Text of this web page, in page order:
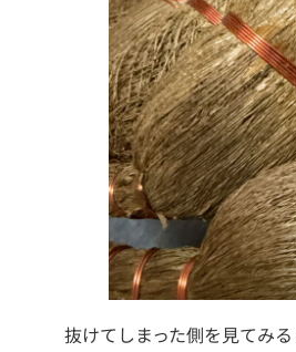
抜けてしまった側を見てみる